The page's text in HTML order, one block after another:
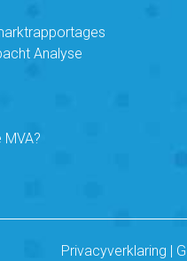
Analyse
MVA?
Privacyverklaring